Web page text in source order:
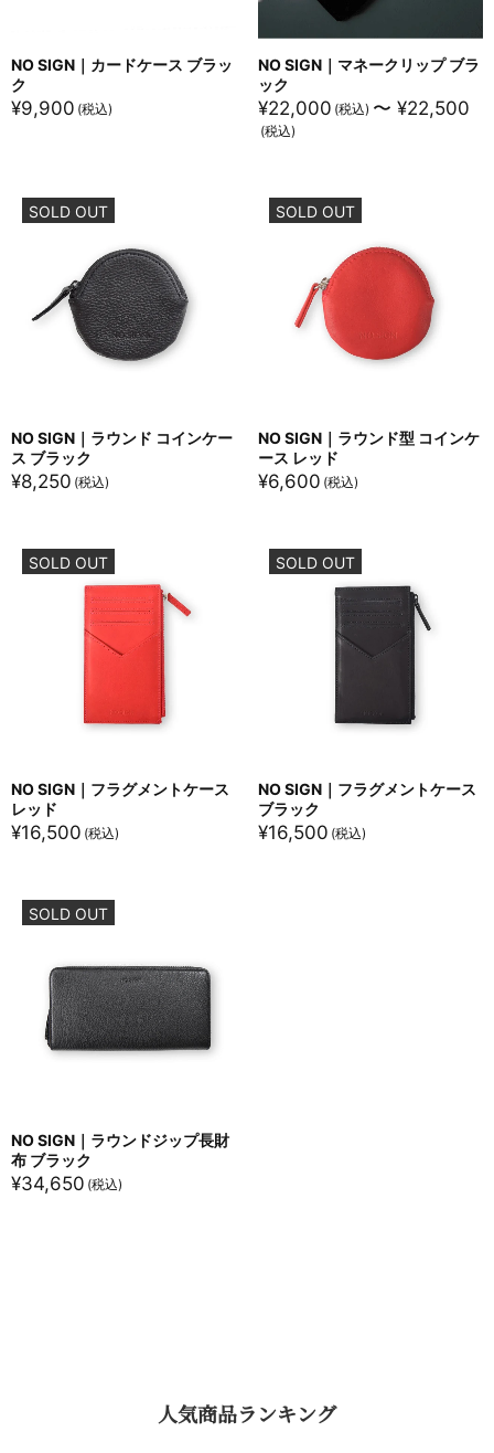
NO SIGN｜カードケース ブラッ
ク
¥9,900
NO SIGN｜マネークリップ ブラ
ック
¥22,000 〜 ¥22,500
SOLD OUT
NO SIGN｜ラウンド コインケー
ス ブラック
¥8,250
SOLD OUT
NO SIGN｜ラウンド型 コインケ
ース レッド
¥6,600
SOLD OUT
NO SIGN｜フラグメントケース
レッド
¥16,500
SOLD OUT
NO SIGN｜フラグメントケース
ブラック
¥16,500
SOLD OUT
NO SIGN｜ラウンドジップ長財
布 ブラック
¥34,650
人気商品ランキング